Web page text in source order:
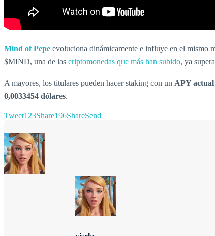
Mind of Pepe evoluciona dinámicamente e influye en el mismo
$MIND, una de las criptomonedas que más han subido, ya
A mayores, los titulares pueden hacer staking con un APY
0,0033454 dólares.
Tweet123Share196ShareSend